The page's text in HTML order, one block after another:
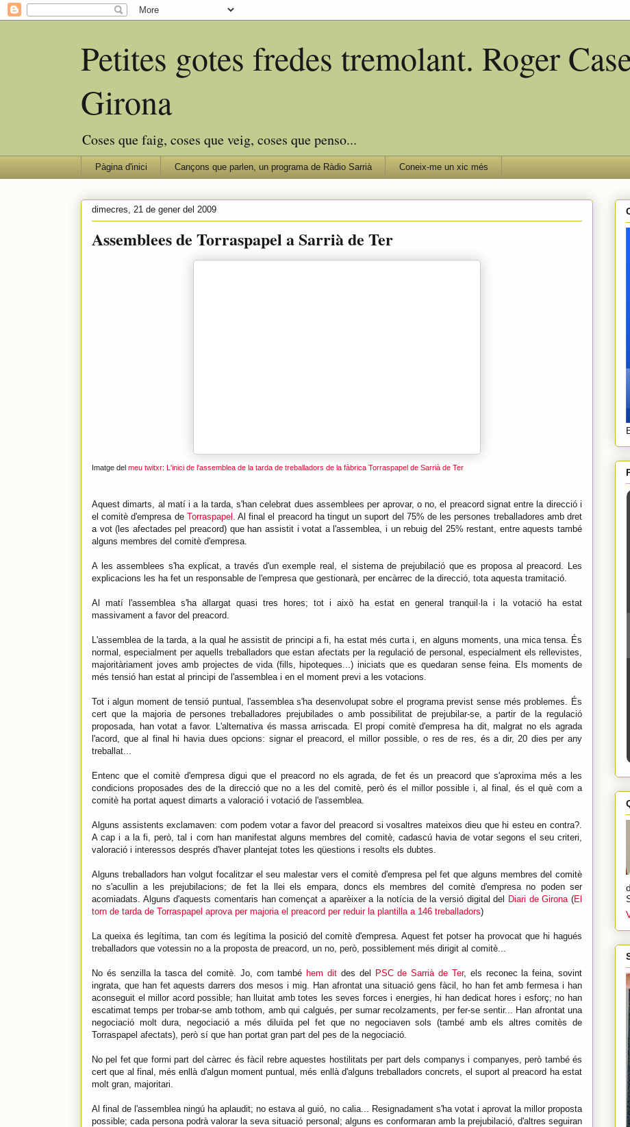
Petites gotes fredes tremolant. Roger
Girona
Coses que faig, coses que veig, coses que penso...
Pàgina d'inici Cançons que parlen, un programa de Ràdio Sarrià Coneix-me un xic més
dimecres, 21 de gener del 2009
Assemblees de Torraspapel a Sarrià de Ter
Imatge del meu twitxr: L'inici de l'assemblea de la tarda de treballadors de la fàbrica Torraspapel de Sarrià de Ter
Aquest dimarts, al matí i a la tarda, s'han celebrat dues assemblees per aprovar, o no, el preacord signat entre la direcció i
el comitè d'empresa de Torraspapel . Al final el preacord ha tingut un suport del 75% de les persones treballadores amb dret
a vot (les afectades pel preacord) que han assistit i votat a l'assemblea, i un rebuig del 25% restant, entre aquests també
alguns membres del comitè d'empresa.
A les assemblees s'ha explicat, a través d'un exemple real, el sistema de prejubilació que es proposa al preacord. Les
explicacions les ha fet un responsable de l'empresa que gestionarà, per encàrrec de la direcció, tota aquesta tramitació.
Al matí l'assemblea s'ha allargat quasi tres hores; tot i això ha estat en general tranquil·la i la votació ha estat
massivament a favor del preacord.
L'assemblea de la tarda, a la qual he assistit de principi a fi, ha estat més curta i, en alguns moments, una mica tensa. És
normal, especialment per aquells treballadors que estan afectats per la regulació de personal, especialment els rellevistes,
majoritàriament joves amb projectes de vida (fills, hipoteques...) iniciats que es quedaran sense feina. Els moments de
més tensió han estat al principi de l'assemblea i en el moment previ a les votacions.
Tot i algun moment de tensió puntual, l'assemblea s'ha desenvolupat sobre el programa previst sense més problemes. És
cert que la majoria de persones treballadores prejubilades o amb possibilitat de prejubilar-se, a partir de la regulació
proposada, han votat a favor. L'alternativa és massa arriscada. El propi comitè d'empresa ha dit, malgrat no els agrada
l'acord, que al final hi havia dues opcions: signar el preacord, el millor possible, o res de res, és a dir, 20 dies per any
treballat...
Entenc que el comitè d'empresa digui que el preacord no els agrada, de fet és un preacord que s'aproxima més a les
condicions proposades des de la direcció que no a les del comitè, però és el millor possible i, al final, és el què com a
comitè ha portat aquest dimarts a valoració i votació de l'assemblea.
Alguns assistents exclamaven: com podem votar a favor del preacord si vosaltres mateixos dieu que hi esteu en contra?.
A cap i a la fi, però, tal i com han manifestat alguns membres del comitè, cadascú havia de votar segons el seu criteri,
valoració i interessos després d'haver plantejat totes les qüestions i resolts els dubtes.
Alguns treballadors han volgut focalitzar el seu malestar vers el comitè d'empresa pel fet que alguns membres del comitè
no s'acullin a les prejubilacions; de fet la llei els empara, doncs els membres del comitè d'empresa no poden ser
acomiadats. Alguns d'aquests comentaris han començat a aparèixer a la notícia de la versió digital del Diari de Girona (El
torn de tarda de Torraspapel aprova per majoria el preacord per reduir la plantilla a 146 treballadors)
La queixa és legítima, tan com és legítima la posició del comitè d'empresa. Aquest fet potser ha provocat que hi hagués
treballadors que votessin no a la proposta de preacord, un no, però, possiblement més dirigit al comitè...
No és senzilla la tasca del comitè. Jo, com tambéhem dit des del PSC de Sarrià de Ter, els reconec la feina, sovint
ingrata, que han fet aquests darrers dos mesos i mig. Han afrontat una situació gens fàcil, ho han fet amb fermesa i han
aconseguit el millor acord possible; han lluitat amb totes les seves forces i energies, hi han dedicat hores i esforç; no han
escatimat temps per trobar-se amb tothom, amb qui calgués, per sumar recolzaments, per fer-se sentir... Han afrontat una
negociació molt dura, negociació a més diluïda pel fet que no negociaven sols (també amb els altres comitès de
Torraspapel afectats), però sí que han portat gran part del pes de la negociació.
No pel fet que formi part del càrrec és fàcil rebre aquestes hostilitats per part dels companys i companyes, però també és
cert que al final, més enllà d'algun moment puntual, més enllà d'alguns treballadors concrets, el suport al preacord ha estat
molt gran, majoritari.
Al final de l'assemblea ningú ha aplaudit; no estava al guió, no calia... Resignadament s'ha votat i aprovat la millor proposta
possible; cada persona podrà valorar la seva situació personal; alguns es conformaran amb la prejubilació, d'altres seguiran